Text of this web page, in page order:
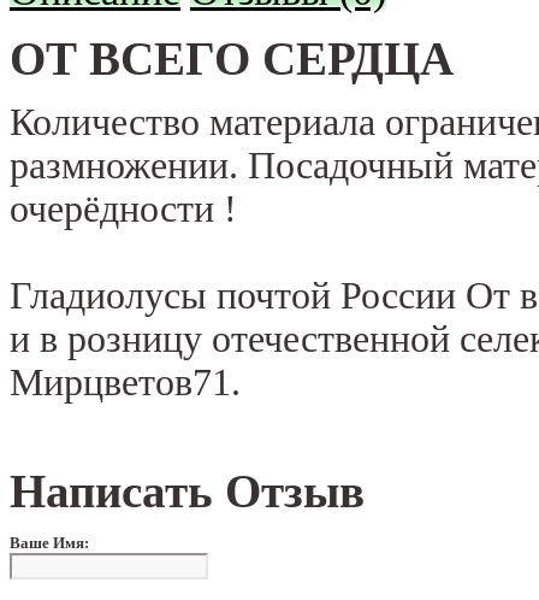
ОТ ВСЕГО СЕРДЦА
Количество материала
размножении. Посадочный
очерёдности !
Гладиолусы почтой России От
и в розницу отечественной
Мирцветов71.
Написать Отзыв
Ваше Имя: